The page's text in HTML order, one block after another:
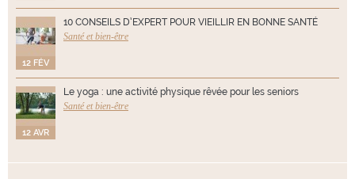
12 FÉV
10 CONSEILS D’EXPERT POUR VIEILLIR EN BONNE SANTÉ
Santé et bien-être
12 AVR
Le yoga : une activité physique rêvée pour les seniors
Santé et bien-être